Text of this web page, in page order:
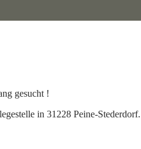
gesucht !
in 31228 Peine-Stederdorf.